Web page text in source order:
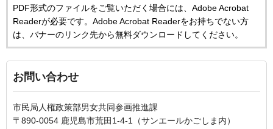
PDF形式のファイルをご覧いただく場合には、Adobe Acrobat
Readerが必要です。Adobe Acrobat Readerをお持ちでない方
は、バナーのリンク先から無料ダウンロードしてください。
お問い合わせ
市民局人権政策部男女共同参画推進課
〒890-0054 鹿児島市荒田1-4-1（サンエールかごしま内）